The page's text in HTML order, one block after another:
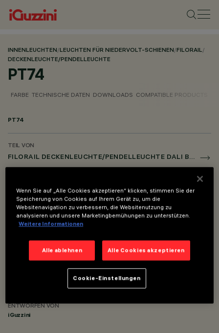
INNENLEUCHTEN/LEUCHTEN FÜR NIEDERVOLT-SCHIENEN/FILORAIL/
DECKENLEUCHTE/PENDELLEUCHTE
PT74
FARBE TECHNISCHE DATEN DOWNLOADS COMPATIBLE PRODUCTS
PT74
TEIL VON
FILORAIL DECKENLEUCHTE/PENDELLEUCHTE DALI BROADCAST
FILORAIL EINBAULEUCHTE FRAME DALI POWERLINE
BESCHREIBUNG
90°-Eckverbinder Decke/Decke für Schienen für
ENTWORFEN VON
iGuzzini
Wenn Sie auf „Alle Cookies akzeptieren“ klicken, stimmen Sie der
Speicherung von Cookies auf Ihrem Gerät zu, um die
Websitenavigation zu verbessern, die Websitenutzung zu
analysieren und unsere Marketingbemühungen zu unterstützen.
Weitere Informationen
Alle ablehnen Alle Cookies akzeptieren
Cookie-Einstellungen